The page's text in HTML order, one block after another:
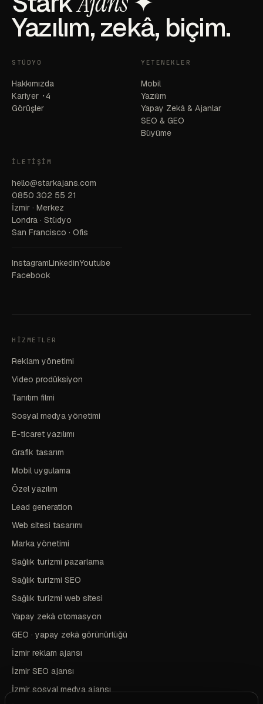
Yazılım, zekâ, biçim.
STÜDYO
Hakkımızda
Kariyer ·4
Görüşler
YETENEKLER
Mobil
Yazılım
Yapay Zekâ & Ajanlar
SEO & GEO
Büyüme
İLETIŞIM
hello@starkajans.com
0850 302 55 21
İzmir · Merkez
Londra · Stüdyo
San Francisco · Ofis
InstagramLinkedinYoutube
Facebook
HIZMETLER
Reklam yönetimi
Video prodüksiyon
Tanıtım filmi
Sosyal medya yönetimi
E-ticaret yazılımı
Grafik tasarım
Mobil uygulama
Özel yazılım
Lead generation
Web sitesi tasarımı
Marka yönetimi
Sağlık turizmi pazarlama
Sağlık turizmi SEO
Sağlık turizmi web sitesi
Yapay zekâ otomasyon
GEO · yapay zekâ görünürlüğü
İzmir reklam ajansı
İzmir SEO ajansı
İzmir sosyal medya ajansı